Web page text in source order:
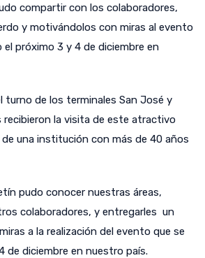
compartir con los colaboradores,
y motivándolos con miras al evento
el próximo 3 y 4 de diciembre en
turno de los terminales San José y
recibieron la visita de este atractivo
una institución con más de 40 años
pudo conocer nuestras áreas,
colaboradores, y entregarles un
a la realización del evento que se
de diciembre en nuestro país.